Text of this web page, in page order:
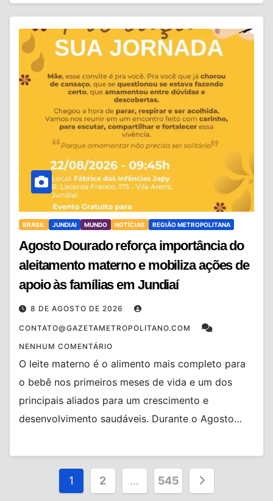
BRASIL JUNDIAI MUNDO NOTÍCIAS REGIÃO METROPOLITANA
Agosto Dourado reforça importância do
aleitamento materno e mobiliza ações de
apoio às famílias em Jundiaí
8 DE AGOSTO DE 2026
CONTATO@GAZETAMETROPOLITANO.COM
NENHUM COMENTÁRIO
O leite materno é o alimento mais completo para
o bebê nos primeiros meses de vida e um dos
principais aliados para um crescimento e
desenvolvimento saudáveis. Durante o Agosto…
Paginação
1 2 … 545